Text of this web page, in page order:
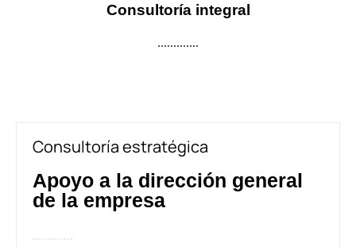
Consultoría integral
Consultoría estratégica
Apoyo a la dirección general
de la empresa